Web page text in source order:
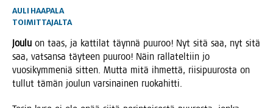
AULI HAAPALA
TOIMITTAJALTA
Jou­lu on taas, ja kat­ti­lat täyn­nä puu­roo! Nyt sitä saa, nyt sitä
saa, vat­san­sa täy­teen puu­roo! Näin ral­la­tel­tiin jo
vuo­si­kym­me­niä sit­ten. Mut­ta mitä ihmet­tä, rii­si­puu­ros­ta on
tul­lut tämän jou­lun var­si­nai­nen ruokahitti.